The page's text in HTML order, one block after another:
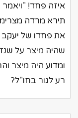
איזה פחד!
תירא מרדה
את פחדו של יעקב
שהיה מיצר על
ומדוע היה מיצר
רע לגור בחו"ל?